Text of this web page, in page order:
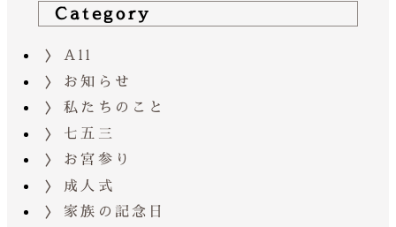
Category
All
お知らせ
私たちのこと
七五三
お宮参り
成人式
家族の記念日